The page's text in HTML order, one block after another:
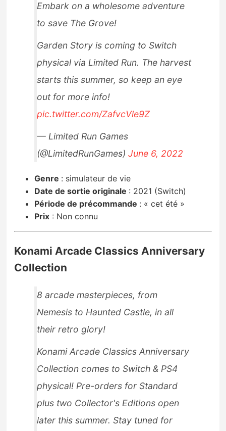
Embark on a wholesome adventure
to save The Grove!
Garden Story is coming to Switch
physical via Limited Run. The harvest
starts this summer, so keep an eye
out for more info!
pic.twitter.com/ZafvcVle9Z
— Limited Run Games
(@LimitedRunGames)June 6, 2022
Genre : simulateur de vie
Date de sortie originale : 2021 (Switch)
Période de précommande : « cet été »
Prix : Non connu
Konami Arcade Classics Anniversary
Collection
8 arcade masterpieces, from
Nemesis to Haunted Castle, in all
their retro glory!
Konami Arcade Classics Anniversary
Collection comes to Switch & PS4
physical! Pre-orders for Standard
plus two Collector's Editions open
later this summer. Stay tuned for